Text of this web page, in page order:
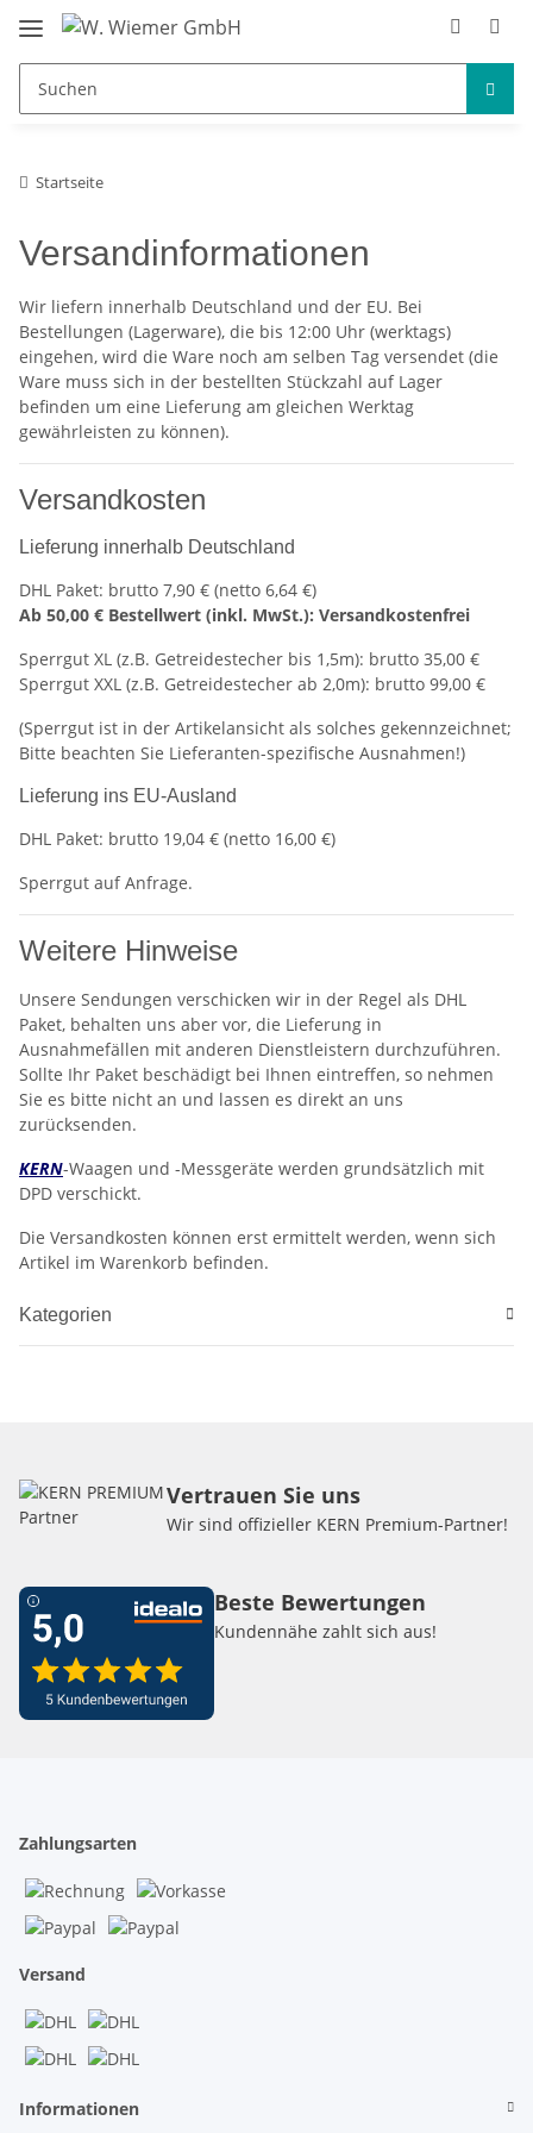
Startseite
Versandinformationen
Wir liefern innerhalb Deutschland und der EU. Bei
Bestellungen (Lagerware), die bis 12:00 Uhr (werktags)
eingehen, wird die Ware noch am selben Tag versendet (die
Ware muss sich in der bestellten Stückzahl auf Lager
befinden um eine Lieferung am gleichen Werktag
gewährleisten zu können).
Versandkosten
Lieferung innerhalb Deutschland
DHL Paket: brutto 7,90 € (netto 6,64 €)
Ab 50,00 € Bestellwert (inkl. MwSt.): Versandkostenfrei
Sperrgut XL (z.B. Getreidestecher bis 1,5m): brutto 35,00 €
Sperrgut XXL (z.B. Getreidestecher ab 2,0m): brutto 99,00 €
(Sperrgut ist in der Artikelansicht als solches gekennzeichnet;
Bitte beachten Sie Lieferanten-spezifische Ausnahmen!)
Lieferung ins EU-Ausland
DHL Paket: brutto 19,04 € (netto 16,00 €)
Sperrgut auf Anfrage.
Weitere Hinweise
Unsere Sendungen verschicken wir in der Regel als DHL
Paket, behalten uns aber vor, die Lieferung in
Ausnahmefällen mit anderen Dienstleistern durchzuführen.
Sollte Ihr Paket beschädigt bei Ihnen eintreffen, so nehmen
Sie es bitte nicht an und lassen es direkt an uns
zurücksenden.
KERN-Waagen und -Messgeräte werden grundsätzlich mit
DPD verschickt.
Die Versandkosten können erst ermittelt werden, wenn sich
Artikel im Warenkorb befinden.
Kategorien
Vertrauen Sie uns
Wir sind offizieller KERN Premium-Partner!
Beste Bewertungen
Kundennähe zahlt sich aus!
Zahlungsarten
Versand
Informationen